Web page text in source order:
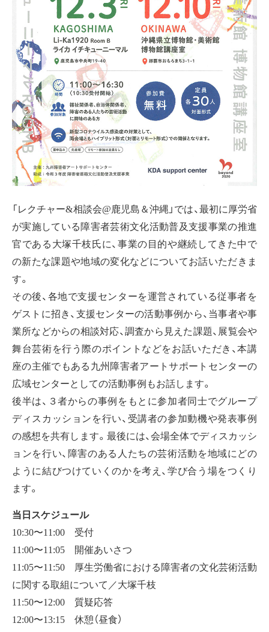
「レクチャー&相談会@鹿児島＆沖縄」では、最初に厚労省
が実施している障害者芸術文化活動普及支援事業の推進
官である大塚千枝氏に、事業の目的や継続してきた中で
の新たな課題や地域の変化などについてお話いただきま
す。
その後、各地で支援センターを運営されている従事者を
ゲストに招き、支援センターの活動事例から、当事者や事
業所などからの相談対応、調査から見えた課題、展覧会や
舞台芸術を行う際のポイントなどをお話いただき、本講
座の主催でもある九州障害者アートサポートセンターの
広域センターとしての活動事例もお話します。
後半は、３者からの事例をもとに参加者同士でグループ
ディスカッションを行い、受講者の参加動機や発表事例
の感想を共有します。最後には、会場全体でディスカッシ
ョンを行い、障害のある人たちの芸術活動を地域にどの
ように結びつけていくのかを考え、学び合う場をつくり
ます。
当日スケジュール
10:30〜11:00 受付
11:00〜11:05 開催あいさつ
11:05〜11:50 厚生労働省における障害者の文化芸術活動
に関する取組について／大塚千枝
11:50〜12:00 質疑応答
12:00〜13:15 休憩（昼食）